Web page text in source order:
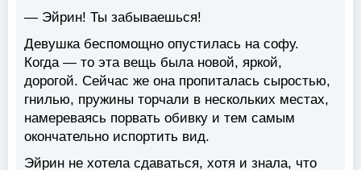
— Эйрин! Ты забываешься!
Девушка беспомощно опустилась на софу.
Когда — то эта вещь была новой, яркой,
дорогой. Сейчас же она пропиталась сыростью,
гнилью, пружины торчали в нескольких местах,
намереваясь порвать обивку и тем самым
окончательно испортить вид.
Эйрин не хотела сдаваться, хотя и знала, что